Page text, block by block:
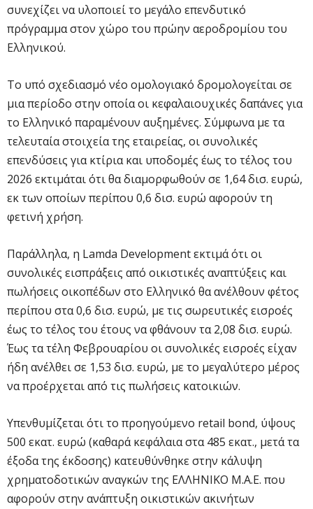
συνεχίζει να υλοποιεί το μεγάλο επενδυτικό
πρόγραμμα στον χώρο του πρώην αεροδρομίου του
Ελληνικού.
Το υπό σχεδιασμό νέο ομολογιακό δρομολογείται σε
μια περίοδο στην οποία οι κεφαλαιουχικές δαπάνες για
το Ελληνικό παραμένουν αυξημένες. Σύμφωνα με τα
τελευταία στοιχεία της εταιρείας, οι συνολικές
επενδύσεις για κτίρια και υποδομές έως το τέλος του
2026 εκτιμάται ότι θα διαμορφωθούν σε 1,64 δισ. ευρώ,
εκ των οποίων περίπου 0,6 δισ. ευρώ αφορούν τη
φετινή χρήση.
Παράλληλα, η Lamda Development εκτιμά ότι οι
συνολικές εισπράξεις από οικιστικές αναπτύξεις και
πωλήσεις οικοπέδων στο Ελληνικό θα ανέλθουν φέτος
περίπου στα 0,6 δισ. ευρώ, με τις σωρευτικές εισροές
έως το τέλος του έτους να φθάνουν τα 2,08 δισ. ευρώ.
Έως τα τέλη Φεβρουαρίου οι συνολικές εισροές είχαν
ήδη ανέλθει σε 1,53 δισ. ευρώ, με το μεγαλύτερο μέρος
να προέρχεται από τις πωλήσεις κατοικιών.
Υπενθυμίζεται ότι το προηγούμενο retail bond, ύψους
500 εκατ. ευρώ (καθαρά κεφάλαια στα 485 εκατ., μετά τα
έξοδα της έκδοσης) κατευθύνθηκε στην κάλυψη
χρηματοδοτικών αναγκών της ΕΛΛΗΝΙΚΟ Μ.Α.Ε. που
αφορούν στην ανάπτυξη οικιστικών ακινήτων